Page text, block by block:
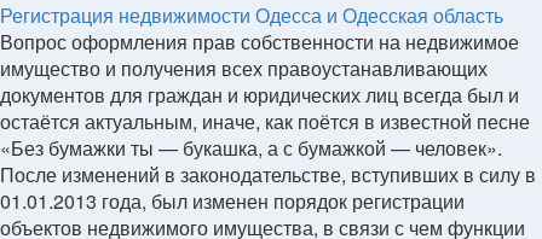
Регистрация недвижимости Одесса и Одесская область
Вопрос оформления прав собственности на недвижимое
имущество и получения всех правоустанавливающих
документов для граждан и юридических лиц всегда был и
остаётся актуальным, иначе, как поётся в известной песне
«Без бумажки ты — букашка, а с бумажкой — человек».
После изменений в законодательстве, вступивших в силу в
01.01.2013 года, был изменен порядок регистрации
объектов недвижимого имущества, в связи с чем функции